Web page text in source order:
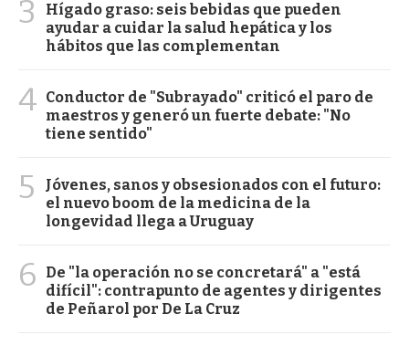
3
Hígado graso: seis bebidas que pueden
ayudar a cuidar la salud hepática y los
hábitos que las complementan
4 Conductor de "Subrayado" criticó el paro de
maestros y generó un fuerte debate: "No
tiene sentido"
5
Jóvenes, sanos y obsesionados con el futuro:
el nuevo boom de la medicina de la
longevidad llega a Uruguay
6
De "la operación no se concretará" a "está
difícil": contrapunto de agentes y dirigentes
de Peñarol por De La Cruz